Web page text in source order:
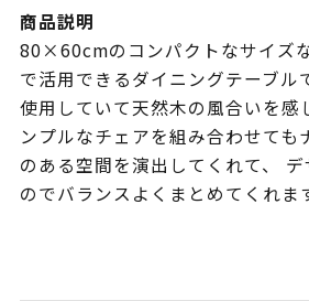
商品説明
80×60cmのコンパクトなサイズ
で活用できるダイニングテーブル
使用していて天然木の風合いを感
ンプルなチェアを組み合わせても
のある空間を演出してくれて、
のでバランスよくまとめてくれま